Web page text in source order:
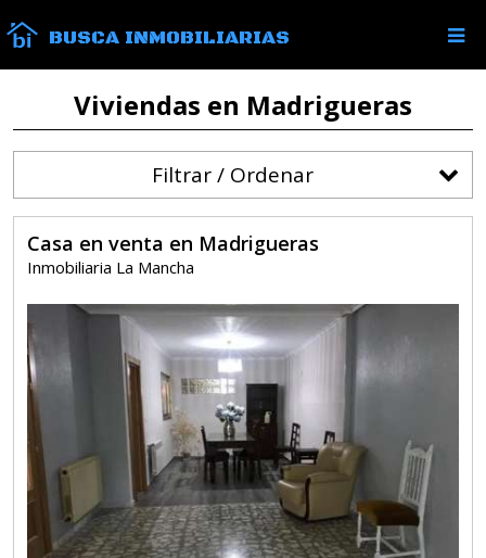
BUSCA INMOBILIARIAS
Viviendas en Madrigueras
Filtrar / Ordenar
Casa en venta en Madrigueras
Inmobiliaria La Mancha